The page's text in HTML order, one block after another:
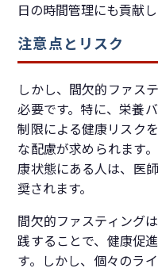
日の時間管理にも貢献し
注意点とリスク
しかし、間欠的ファス
必要です。特に、栄養
制限による健康リスク
な配慮が求められます
康状態にある人は、医
奨されます。
間欠的ファスティング
践することで、健康促
す。しかし、個々のラ